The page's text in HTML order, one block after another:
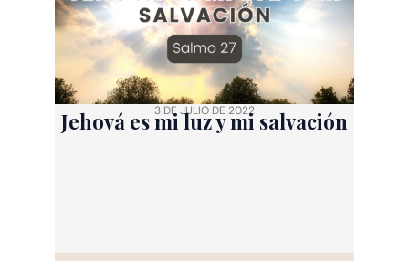
3 DE JULIO DE 2022
Jehová es mi luz y mi salvación